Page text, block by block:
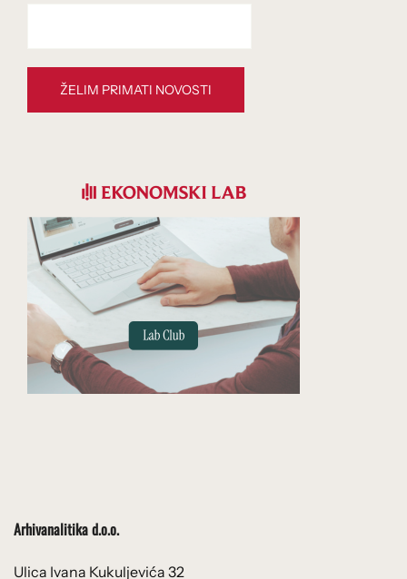
Arhivanalitika d.o.o.
Ulica Ivana Kukuljevića 32